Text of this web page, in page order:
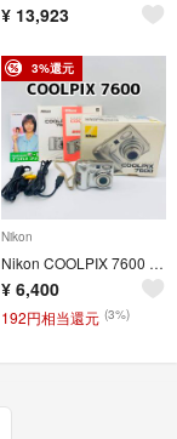
¥ 13,923
3%還元
Nikon
Nikon COOLPIX 7600 シルバー 単3電池駆動
¥ 6,400
192円相当還元 (3%)